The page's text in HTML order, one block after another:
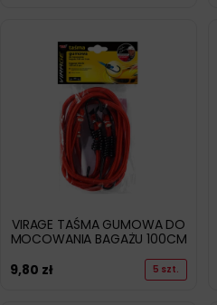
VIRAGE TAŚMA GUMOWA DO
MOCOWANIA BAGAŻU 100CM
9,80 zł 5 szt.